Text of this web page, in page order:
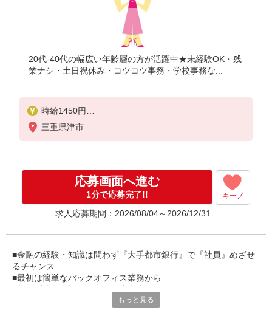
20代-40代の幅広い年齢層の方が活躍中★未経験OK・残
業ナシ・土日祝休み・コツコツ事務・学校事務な...
時給1450円
【月収例】時給1450円×7時間×月21日＝213,150円（
＋残業代）
三重県津市
応募画面へ進む
1分で応募完了!! キープ
求人応募期間：2026/08/04～2026/12/31
■金融の経験・知識は問わず『大手都市銀行』で『社員』めざせ
るチャンス
■最初は簡単なバックオフィス業務から
■津新町駅から徒歩圏内＆バス停から徒歩1分
もっと見る